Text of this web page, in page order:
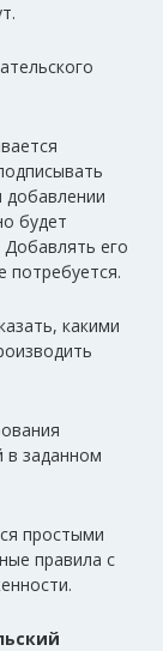
добавлении
будет
Добавлять его
потребуется.
какими
в заданном
простыми
правила с